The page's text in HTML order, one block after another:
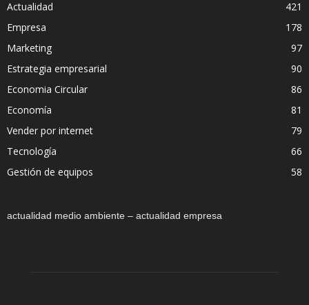
Actualidad
421
Empresa
178
Marketing
97
Estrategia empresarial
90
Economia Circular
86
Economía
81
Vender por internet
79
Tecnología
66
Gestión de equipos
58
actualidad medio ambiente – actualidad empresa